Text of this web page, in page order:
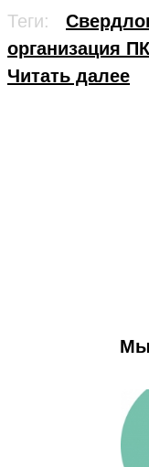
Теги:
организация
Читать далее
Мы